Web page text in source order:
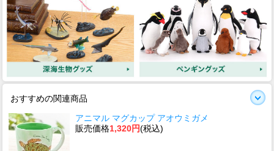
おすすめの関連商品
アニマル マグカップ アオウミガメ
販売価格1,320円(税込)